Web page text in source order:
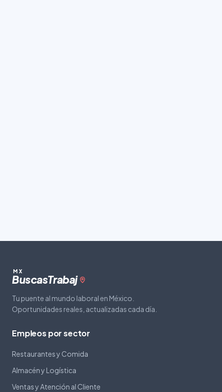
MX
BuscasTrabaj
Tu puente al mundo laboral en México.
Oportunidades reales, actualizadas cada día.
Empleos por sector
Restaurantes y Comida
Almacén y Logística
Ventas y Atención al Cliente